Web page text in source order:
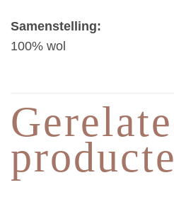
Samenstelling:
100% wol